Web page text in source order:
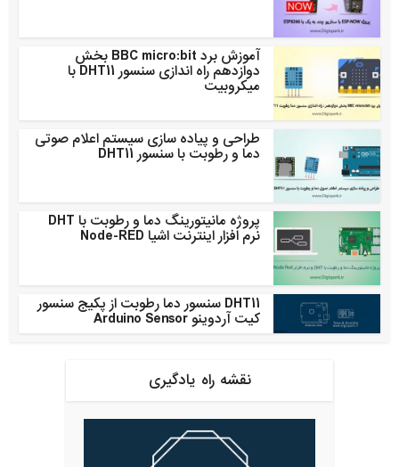
آموزش برد BBC micro:bit بخش
دوازدهم راه اندازی سنسور DHT11 با
میکروبیت
طراحی و پیاده سازی سیستم اعلام صوتی
دما و رطوبت با سنسور DHT11
پروژه مانیتورینگ دما و رطوبت با DHT
نرم افزار اینترنت اشیا Node-RED
DHT11 سنسور دما رطوبت از پکیج سنسور
کیت آردوینو Arduino Sensor
نقشه راه یادگیری